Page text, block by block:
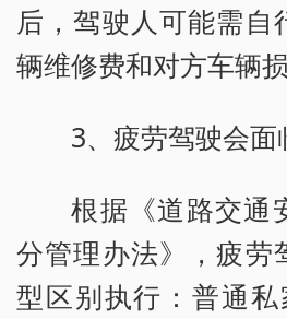
后，驾驶人可能需自
辆维修费和对方车辆损
3、疲劳驾驶会面
根据《道路交通
分管理办法》，疲劳
型区别执行：普通